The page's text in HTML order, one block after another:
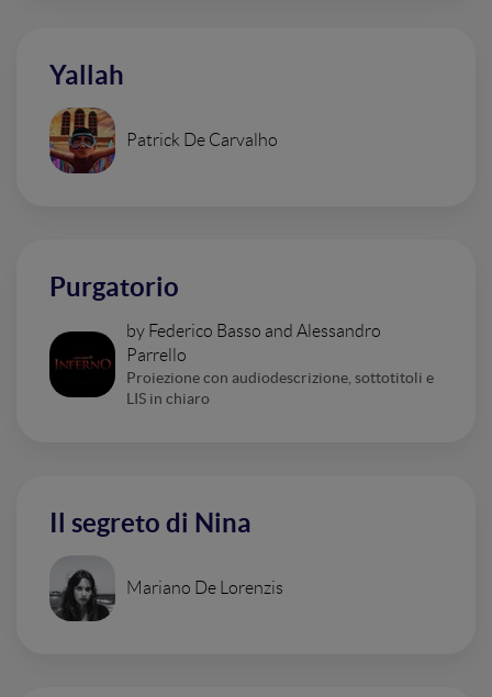
Yallah
Patrick De Carvalho
Purgatorio
by Federico Basso and Alessandro
Parrello
Proiezione con audiodescrizione, sottotitoli e
LIS in chiaro
Il segreto di Nina
Mariano De Lorenzis